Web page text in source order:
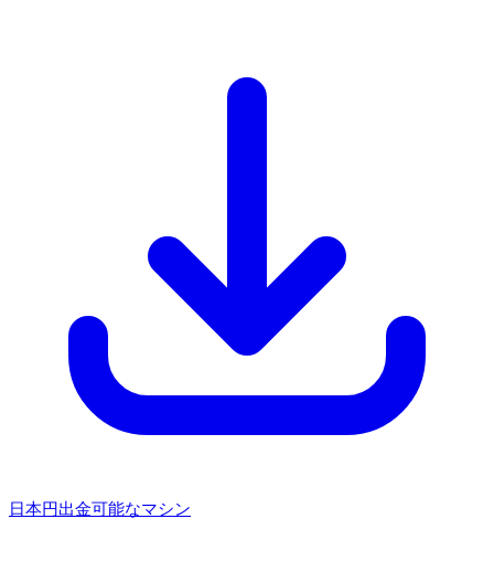
日本円出金可能なマシン